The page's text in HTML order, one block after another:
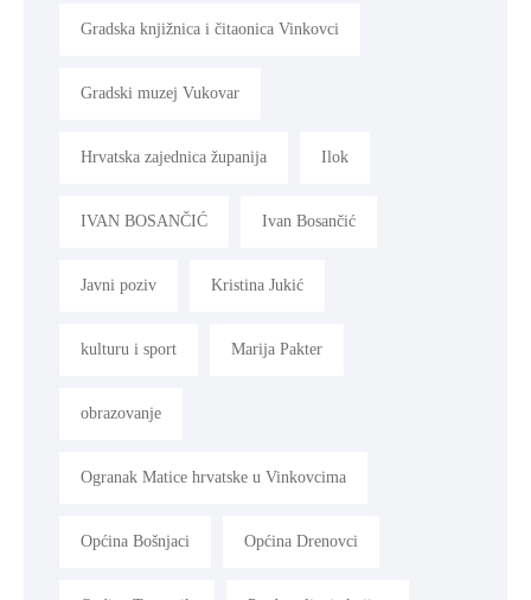
Gradska knjižnica i čitaonica Vinkovci
Gradski muzej Vukovar
Hrvatska zajednica županija Ilok
IVAN BOSANČIĆ Ivan Bosančić
Javni poziv Kristina Jukić
kulturu i sport Marija Pakter
obrazovanje
Ogranak Matice hrvatske u Vinkovcima
Općina Bošnjaci Općina Drenovci